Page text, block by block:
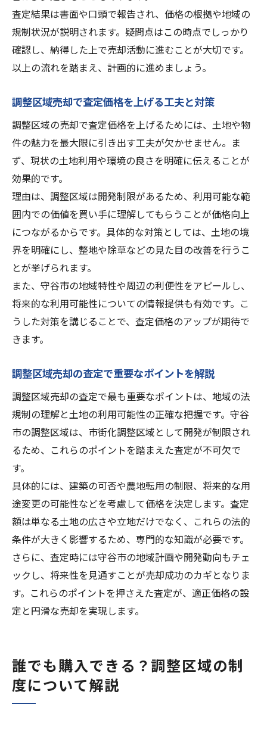
査定結果は書面や口頭で報告され、価格の根拠や地域の
規制状況が説明されます。疑問点はこの時点でしっかり
確認し、納得した上で売却活動に進むことが大切です。
以上の流れを踏まえ、計画的に進めましょう。
調整区域売却で査定価格を上げる工夫と対策
調整区域の売却で査定価格を上げるためには、土地や物
件の魅力を最大限に引き出す工夫が欠かせません。ま
ず、現状の土地利用や環境の良さを明確に伝えることが
効果的です。
理由は、調整区域は開発制限があるため、利用可能な範
囲内での価値を買い手に理解してもらうことが価格向上
につながるからです。具体的な対策としては、土地の境
界を明確にし、整地や除草などの見た目の改善を行うこ
とが挙げられます。
また、守谷市の地域特性や周辺の利便性をアピールし、
将来的な利用可能性についての情報提供も有効です。こ
うした対策を講じることで、査定価格のアップが期待で
きます。
調整区域売却の査定で重要なポイントを解説
調整区域売却の査定で最も重要なポイントは、地域の法
規制の理解と土地の利用可能性の正確な把握です。守谷
市の調整区域は、市街化調整区域として開発が制限され
るため、これらのポイントを踏まえた査定が不可欠で
す。
具体的には、建築の可否や農地転用の制限、将来的な用
途変更の可能性などを考慮して価格を決定します。査定
額は単なる土地の広さや立地だけでなく、これらの法的
条件が大きく影響するため、専門的な知識が必要です。
さらに、査定時には守谷市の地域計画や開発動向もチェ
ックし、将来性を見通すことが売却成功のカギとなりま
す。これらのポイントを押さえた査定が、適正価格の設
定と円滑な売却を実現します。
誰でも購入できる？調整区域の制
度について解説